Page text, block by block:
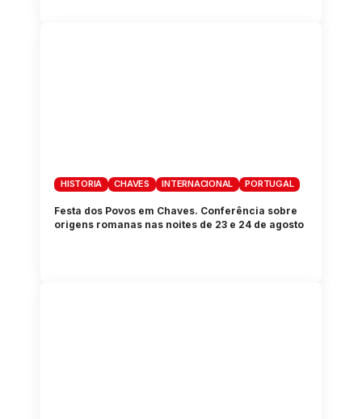
HISTORIA CHAVES INTERNACIONAL PORTUGAL
Festa dos Povos em Chaves. Conferência sobre
origens romanas nas noites de 23 e 24 de agosto